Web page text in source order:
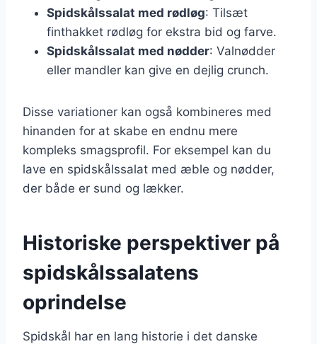
Spidskålssalat med rødløg: Tilsæt
finthakket rødløg for ekstra bid og farve.
Spidskålssalat med nødder: Valnødder
eller mandler kan give en dejlig crunch.
Disse variationer kan også kombineres med
hinanden for at skabe en endnu mere
kompleks smagsprofil. For eksempel kan du
lave en spidskålssalat med æble og nødder,
der både er sund og lækker.
Historiske perspektiver på
spidskålssalatens
oprindelse
Spidskål har en lang historie i det danske